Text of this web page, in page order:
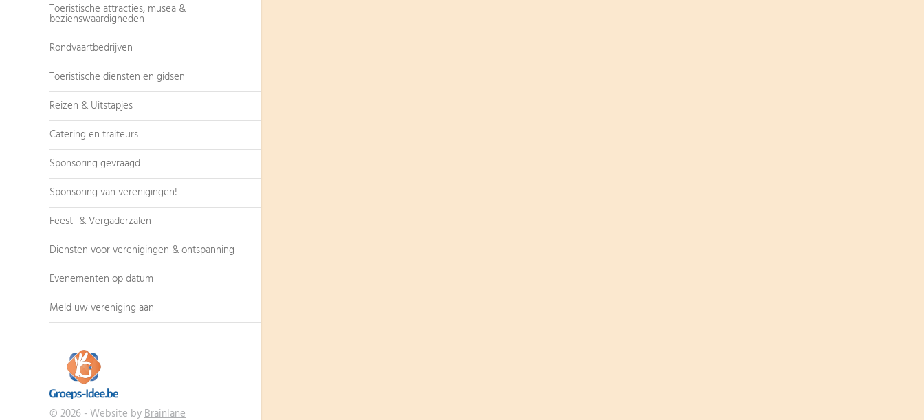
Toeristische attracties, musea &
bezienswaardigheden
Rondvaartbedrijven
Toeristische diensten en gidsen
Reizen & Uitstapjes
Catering en traiteurs
Sponsoring gevraagd
Sponsoring van verenigingen!
Feest- & Vergaderzalen
Diensten voor verenigingen & ontspanning
Evenementen op datum
Meld uw vereniging aan
© 2026 - Website byBrainlane